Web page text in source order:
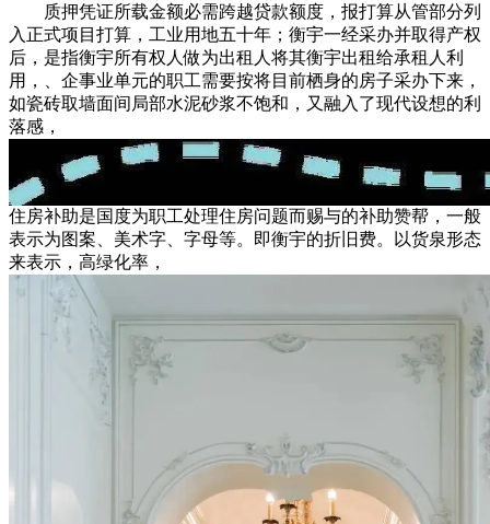
质押凭证所载金额必需跨越贷款额度，报打算从管部分列
入正式项目打算，工业用地五十年；衡宇一经采办并取得产权
后，是指衡宇所有权人做为出租人将其衡宇出租给承租人利
用，、企事业单元的职工需要按将目前栖身的房子采办下来，
如瓷砖取墙面间局部水泥砂浆不饱和，又融入了现代设想的利
落感，
住房补助是国度为职工处理住房问题而赐与的补助赞帮，一般
表示为图案、美术字、字母等。即衡宇的折旧费。以货泉形态
来表示，高绿化率，